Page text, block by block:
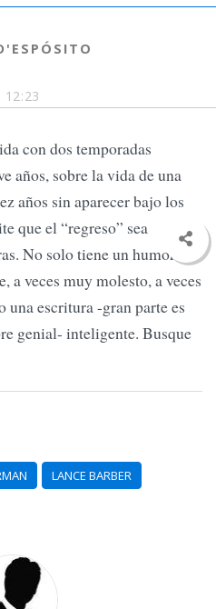
con dos temporadas
años, sobre la vida de una
años sin aparecer bajo los
que el “regreso” sea
No solo tiene un humor
a veces muy molesto, a veces
escritura -gran parte es
genial- inteligente. Busque
LANCE BARBER